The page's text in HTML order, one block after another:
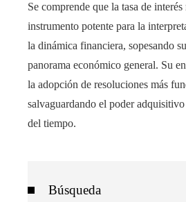
Se comprende que la tasa de
instrumento potente para la
la dinámica financiera, sopesando
panorama económico general. Su
la adopción de resoluciones más
salvaguardando el poder
del tiempo.
Búsqueda